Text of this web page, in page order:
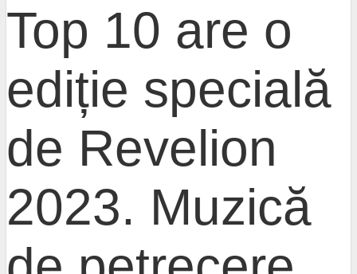
Top 10 are o
ediție specială
de Revelion
2023. Muzică